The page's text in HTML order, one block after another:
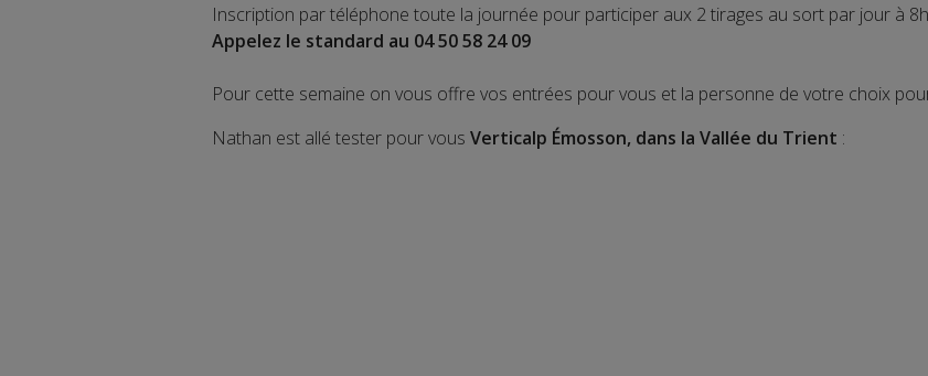
Inscription par téléphone toute la journée pour participer aux 2 tirages au sort par jour à
Appelez le standard au 04 50 58 24 09
Pour cette semaine on vous offre vos entrées pour vous et la personne de votre choix
Nathan est allé tester pour vous Verticalp Émosson, dans la Vallée du Trient :